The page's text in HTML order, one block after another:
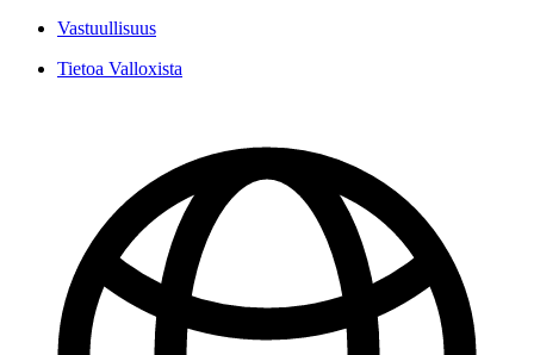
Vastuullisuus
Tietoa Valloxista